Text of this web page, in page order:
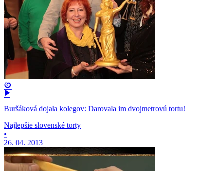
Buršáková dojala kolegov: Darovala im dvojmetrovú tortu!
Najlepšie slovenské torty
•
26. 04. 2013